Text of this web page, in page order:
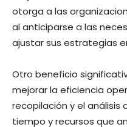
otorga a las
al anticiparse a las
ajustar sus estrategias
Otro beneficio
mejorar la eficiencia
recopilación y el
tiempo y recursos que